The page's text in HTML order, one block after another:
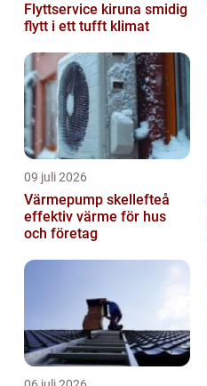
Flyttservice kiruna smidig
flytt i ett tufft klimat
09 juli 2026
Värmepump skellefteå
effektiv värme för hus
och företag